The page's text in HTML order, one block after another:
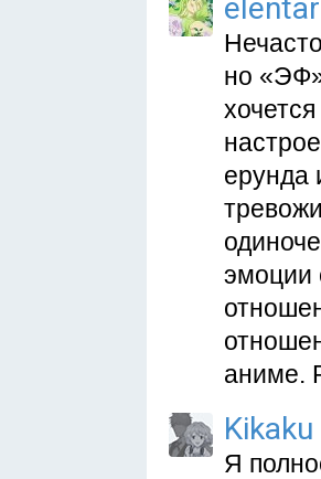
но
ерунда
эмоции
аниме.
Kikaku
Я